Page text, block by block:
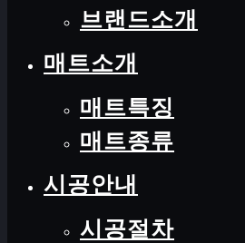
브랜드소개
매트소개
매트특징
매트종류
시공안내
시공절차